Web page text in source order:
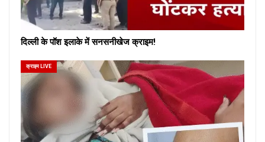
दिल्ली के पॉश इलाके में सनसनीखेज क्राइम!
क्राइम LIVE